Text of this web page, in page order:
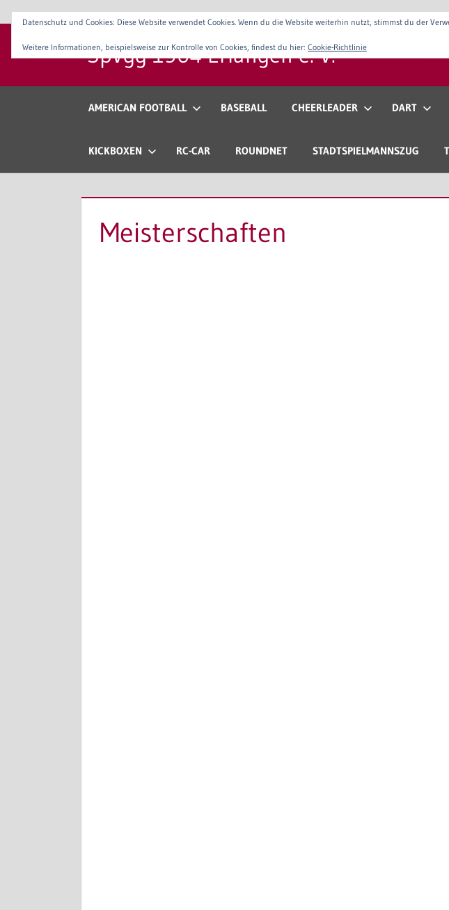
Zum
Inhalt
springen
SpVgg 1904 Erlangen e. V.
Der
Osten
AMERICAN FOOTBALL BASEBALL CHEERLEADER DART
KICKBOXEN RC-CAR ROUNDNET STADTSPIELMANNSZUG
Meisterschaften
Datenschutz und Cookies: Diese Website verwendet Cookies. Wenn du die Website weiterhin nutzt, stimmst du der
Weitere Informationen, beispielsweise zur Kontrolle von Cookies, findest du hier: Cookie-Richtlinie